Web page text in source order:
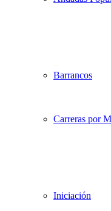
Barrancos
Carreras por
Iniciación